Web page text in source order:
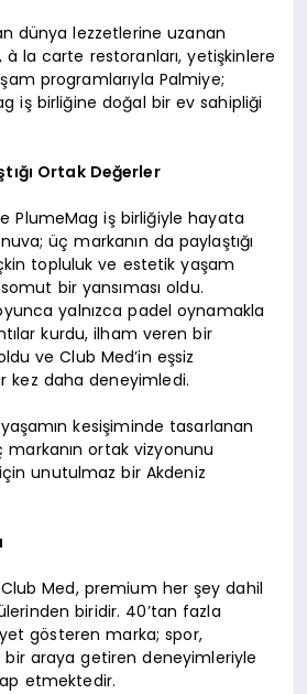
dünya lezzetlerine uzanan
la carte restoranları, yetişkinlere
programlarıyla Palmiye;
iş birliğine doğal bir ev sahipliği
Ortak Değerler
PlumeMag iş birliğiyle hayata
üç markanın da paylaştığı
topluluk ve estetik yaşam
bir yansıması oldu.
yalnızca padel oynamakla
kurdu, ilham veren bir
ve Club Med’in eşsiz
kez daha deneyimledi.
kesişiminde tasarlanan
ortak vizyonunu
unutulmaz bir Akdeniz
Club Med, premium her şey dahil
biridir. 40’tan fazla
gösteren marka; spor,
araya getiren deneyimleriyle
etmektedir.